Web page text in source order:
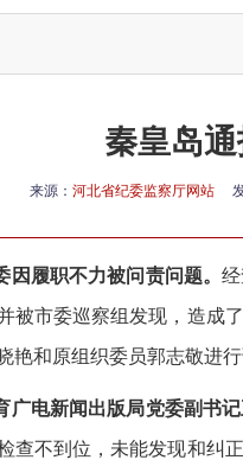
秦皇岛
来源： 河北省纪委监察厅网站
因履职不力被问责问题。
被市委巡察组发现，造成
艳和原组织委员郭志敬进行
广电新闻出版局党委副书
查不到位，未能发现和纠正